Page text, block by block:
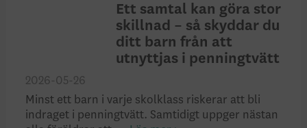
Ett samtal kan göra stor
skillnad – så skyddar du
ditt barn från att
utnyttjas i penningtvätt
2026-05-26
Minst ett barn i varje skolklass riskerar att bli
indraget i penningtvätt. Samtidigt uppger nästan